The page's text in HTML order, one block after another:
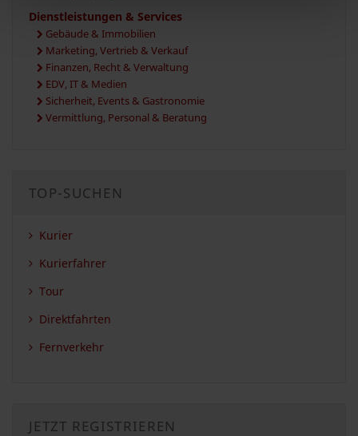
Dienstleistungen & Services
Gebäude & Immobilien
Marketing, Vertrieb & Verkauf
Finanzen, Recht & Verwaltung
EDV, IT & Medien
Sicherheit, Events & Gastronomie
Vermittlung, Personal & Beratung
TOP-SUCHEN
Kurier
Kurierfahrer
Tour
Direktfahrten
Fernverkehr
JETZT REGISTRIEREN